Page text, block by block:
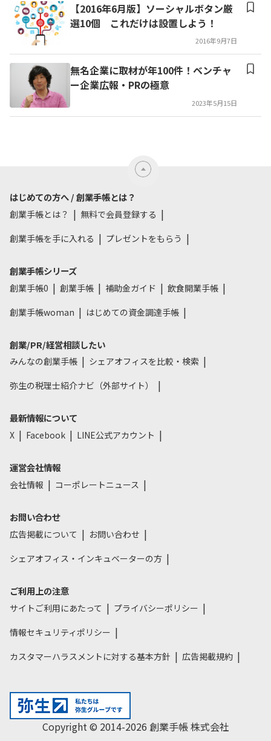
【2016年6月版】ソーシャルボタン厳
選10個 これだけは設置しよう！
2016年9月7日
無名企業に取材が年100件！ベンチャ
ー企業広報・PRの極意
2023年5月15日
はじめての方へ / 創業手帳とは？
創業手帳とは？
無料で会員登録する
創業手帳を手に入れる
プレゼントをもらう
創業手帳シリーズ
創業手帳0 創業手帳 補助金ガイド
飲食開業手帳
創業手帳woman
はじめての資金調達手帳
創業/PR/経営相談したい
みんなの創業手帳
シェアオフィスを比較・検索
弥生の税理士紹介ナビ（外部サイト）
最新情報について
X Facebook LINE公式アカウント
運営会社情報
会社情報 コーポレートニュース
お問い合わせ
広告掲載について
お問い合わせ
シェアオフィス・インキュベーターの方
ご利用上の注意
サイトご利用にあたって
プライバシーポリシー
情報セキュリティポリシー
カスタマーハラスメントに対する基本方針
広告掲載規約
Copyright © 2014-2026 創業手帳 株式会社